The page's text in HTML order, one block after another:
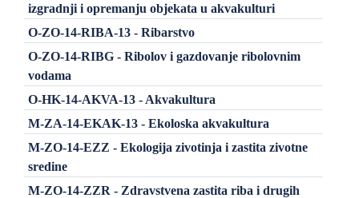
izgradnji i opremanju objekata u akvakulturi
O-ZO-14-RIBA-13 - Ribarstvo
O-ZO-14-RIBG - Ribolov i gazdovanje ribolovnim
vodama
O-HK-14-AKVA-13 - Akvakultura
M-ZA-14-EKAK-13 - Ekoloska akvakultura
M-ZO-14-EZZ - Ekologija zivotinja i zastita zivotne
sredine
M-ZO-14-ZZR - Zdravstvena zastita riba i drugih